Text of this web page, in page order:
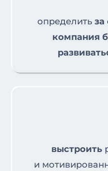
определить за
компания
выстроить
и